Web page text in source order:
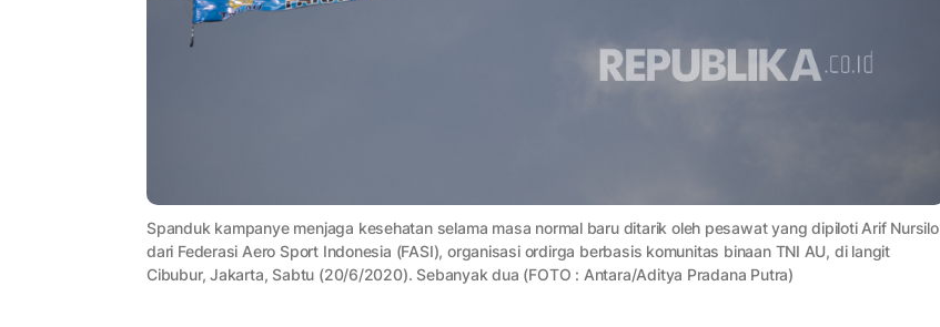
Spanduk kampanye menjaga kesehatan selama masa normal baru ditarik oleh pesawat yang dipiloti Arif Nursilo
dari Federasi Aero Sport Indonesia (FASI), organisasi ordirga berbasis komunitas binaan TNI AU, di langit
Cibubur, Jakarta, Sabtu (20/6/2020). Sebanyak dua (FOTO : Antara/Aditya Pradana Putra)